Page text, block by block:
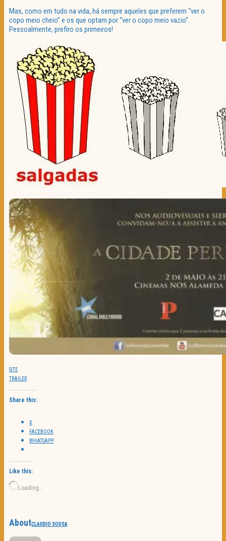
Mas, como em tudo na vida, há sempre aqueles que preferem “ver o
copo meio cheio” e os que optam por “ver o copo meio vazio”.
Pessoalmente, prefiro os primeiros!
SITE
TRAILER
Share this:
X
FACEBOOK
WHATSAPP
Like this:
Loading…
AboutCLAUDIO SOUSA